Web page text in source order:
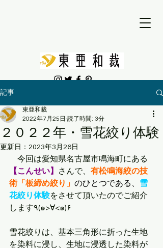
記事
２０２２年・雪花絞り体験
東亜和裁
2022年7月25日 読了時間: 3分
更新日： 2023年3月26日
今回は愛知県名古屋市鳴海町にある
【こんせい】
さんで、 有松鳴海絞の技
術「板締め絞り」 のひとつである、 雪
花絞り体験をさせて頂いたのでご紹介
します٩(๑>∀<๑)۶
雪花絞りは、基本三角形に折った生地
を染料に浸し、生地に浸透した染料が